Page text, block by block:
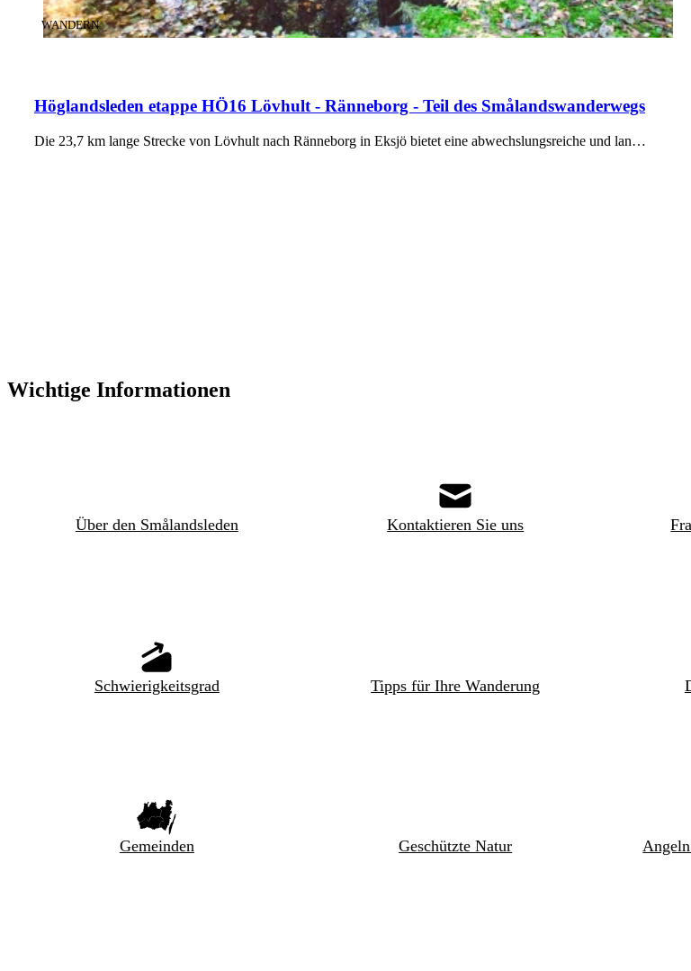
Höglandsleden etappe HÖ16 Lövhult - Ränneborg - Teil des Smålandswanderwegs
KATEGORIE:
WANDERN
Die 23,7 km lange Strecke von Lövhult nach Ränneborg in Eksjö bietet eine abwechslungsreiche und lan…
Wichtige Informationen
Über den Smålandsleden Kontaktieren Sie uns
Schwierigkeitsgrad Tipps für Ihre Wanderung
Gemeinden Geschützte Natur